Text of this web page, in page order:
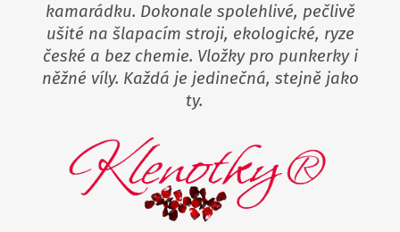
kamarádku. Dokonale spolehlivé, pečlivě
ušité na šlapacím stroji, ekologické, ryze
české a bez chemie. Vložky pro punkerky i
něžné víly. Každá je jedinečná, stejně jako
ty.